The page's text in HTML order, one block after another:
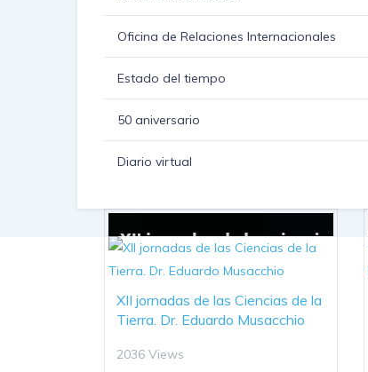
Oficina de Relaciones Internacionales
Estado del tiempo
50 aniversario
Diario virtual
XII jornadas de las Ciencias de la
Tierra. Dr. Eduardo Musacchio
2036 Views